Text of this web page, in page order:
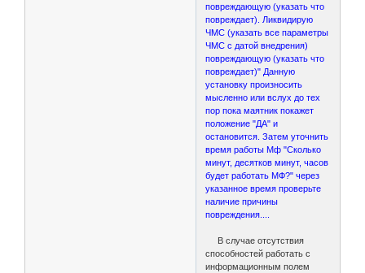
повреждающую (указать что
повреждает). Ликвидирую
ЧМС (указать все параметры
ЧМС с датой внедрения)
повреждающую (указать что
повреждает)" Данную
установку произносить
мысленно или вслух до тех
пор пока маятник покажет
положение "ДА" и
остановится. Затем уточнить
время работы Мф "Сколько
минут, десятков минут, часов
будет работать МФ?" через
указанное время проверьте
наличие причины
повреждения....
В случае отсутствия
способностей работать с
информационным полем